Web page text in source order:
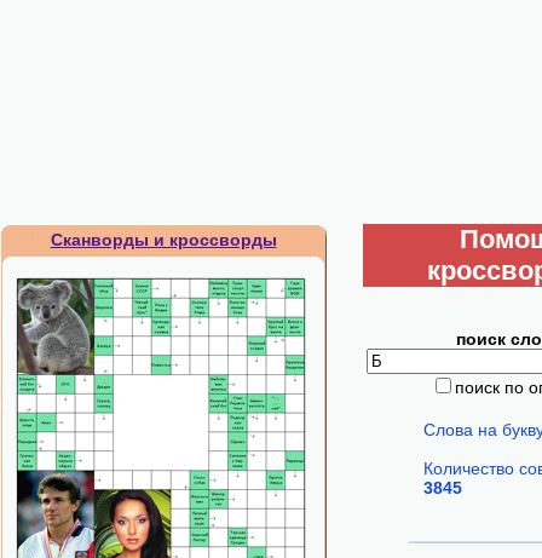
Сканворды и кроссворды
поиск
поиск по
Слова на
Количество
3845